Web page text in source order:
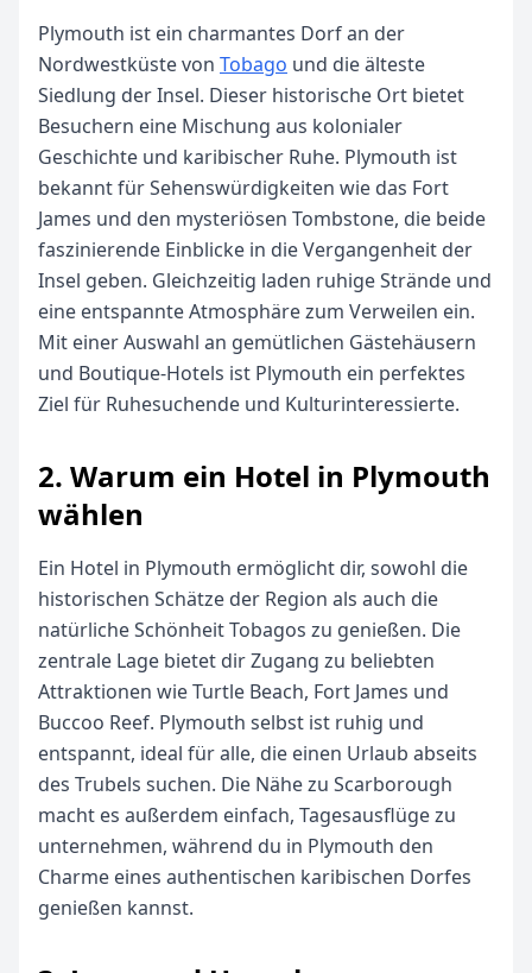
Plymouth ist ein charmantes Dorf an der
Nordwestküste von Tobago und die älteste
Siedlung der Insel. Dieser historische Ort bietet
Besuchern eine Mischung aus kolonialer
Geschichte und karibischer Ruhe. Plymouth ist
bekannt für Sehenswürdigkeiten wie das Fort
James und den mysteriösen Tombstone, die beide
faszinierende Einblicke in die Vergangenheit der
Insel geben. Gleichzeitig laden ruhige Strände und
eine entspannte Atmosphäre zum Verweilen ein.
Mit einer Auswahl an gemütlichen Gästehäusern
und Boutique-Hotels ist Plymouth ein perfektes
Ziel für Ruhesuchende und Kulturinteressierte.
2. Warum ein Hotel in Plymouth
wählen
Ein Hotel in Plymouth ermöglicht dir, sowohl die
historischen Schätze der Region als auch die
natürliche Schönheit Tobagos zu genießen. Die
zentrale Lage bietet dir Zugang zu beliebten
Attraktionen wie Turtle Beach, Fort James und
Buccoo Reef. Plymouth selbst ist ruhig und
entspannt, ideal für alle, die einen Urlaub abseits
des Trubels suchen. Die Nähe zu Scarborough
macht es außerdem einfach, Tagesausflüge zu
unternehmen, während du in Plymouth den
Charme eines authentischen karibischen Dorfes
genießen kannst.